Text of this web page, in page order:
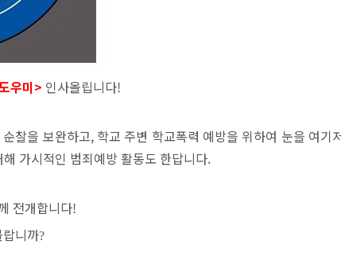
우미> 인사올립니다!
찰을 보완하고, 학교 주변 학교폭력 예방을 위하여 눈을 여기
가시적인 범죄예방 활동도 한답니다.
전개합니다!
니까?